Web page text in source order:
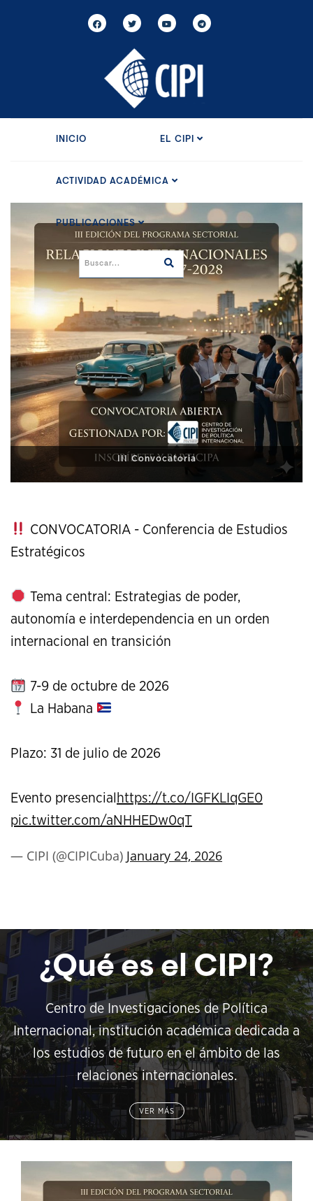
INICIO EL CIPI
ACTIVIDAD ACADÉMICA
PUBLICACIONES
XI Conference on Strategic Studies
CONVOCATORIA - Conferencia de Estudios
Estratégicos
Tema central: Estrategias de poder,
autonomía e interdependencia en un orden
internacional en transición
7-9 de octubre de 2026
La Habana
Plazo: 31 de julio de 2026
Evento presencial https://t.co/IGFKLIqGE0
pic.twitter.com/aNHHEDw0qT
— CIPI (@CIPICuba) January 24, 2026
¿Qué es el CIPI?
Centro de Investigaciones de Política
Internacional, institución académica dedicada a
los estudios de futuro en el ámbito de las
relaciones internacionales.
VER MÁS